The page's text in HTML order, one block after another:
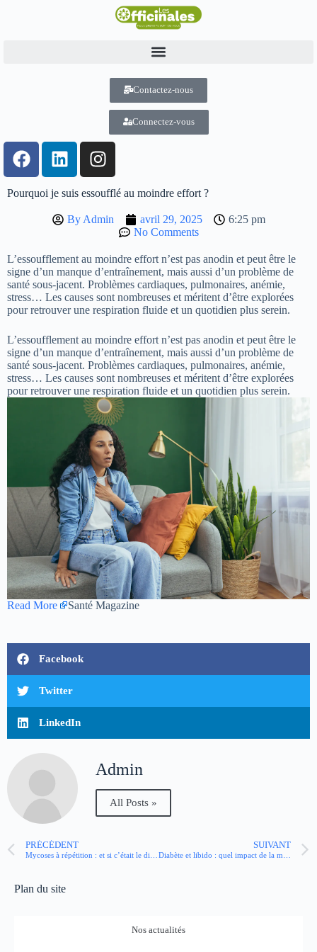
Contactez-nous
Connectez-vous
Pourquoi je suis essoufflé au moindre effort ?
ByAdmin avril 29, 2025
6:25 pm
No Comments
L’essoufflement au moindre effort n’est pas anodin et peut être le
signe d’un manque d’entraînement, mais aussi d’un problème de
santé sous-jacent. Problèmes cardiaques, pulmonaires, anémie,
stress… Les causes sont nombreuses et méritent d’être explorées
pour retrouver une respiration fluide et un quotidien plus serein.
L’essoufflement au moindre effort n’est pas anodin et peut être le
signe d’un manque d’entraînement, mais aussi d’un problème de
santé sous-jacent. Problèmes cardiaques, pulmonaires, anémie,
stress… Les causes sont nombreuses et méritent d’être explorées
pour retrouver une respiration fluide et un quotidien plus serein.
Read More Santé Magazine
Facebook
Twitter
LinkedIn
Admin
All Posts »
PRÉCÉDENT SUIVANT
Plan du site
Nos actualités